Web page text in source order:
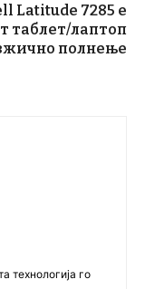
Latitude 7285 е
таблет/лаптоп
полнење
технологија го